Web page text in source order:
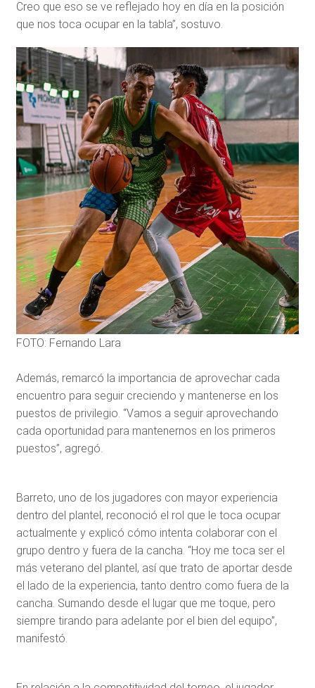
Creo que eso se ve reflejado hoy en día en la posición
que nos toca ocupar en la tabla”, sostuvo.
FOTO: Fernando Lara
Además, remarcó la importancia de aprovechar cada
encuentro para seguir creciendo y mantenerse en los
puestos de privilegio. “Vamos a seguir aprovechando
cada oportunidad para mantenernos en los primeros
puestos”, agregó.
Barreto, uno de los jugadores con mayor experiencia
dentro del plantel, reconoció el rol que le toca ocupar
actualmente y explicó cómo intenta colaborar con el
grupo dentro y fuera de la cancha. “Hoy me toca ser el
más veterano del plantel, así que trato de aportar desde
el lado de la experiencia, tanto dentro como fuera de la
cancha. Sumando desde el lugar que me toque, pero
siempre tirando para adelante por el bien del equipo”,
manifestó.